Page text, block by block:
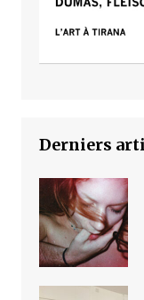
Derniers